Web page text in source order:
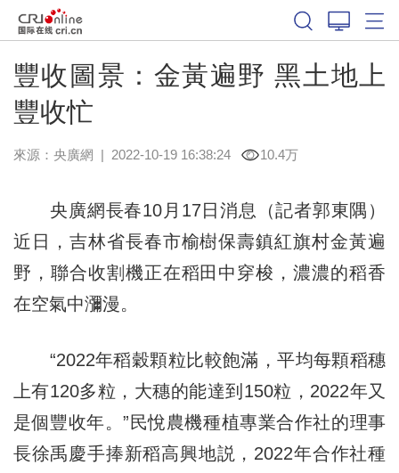
豐收圖景：金黃遍野 黑土地上
豐收忙
來源： 央廣網 | 2022-10-19 16:38:24 10.4万
央廣網長春10月17日消息（記者郭東隅）
近日，吉林省長春市榆樹保壽鎮紅旗村金黃遍
野，聯合收割機正在稻田中穿梭，濃濃的稻香
在空氣中瀰漫。
“2022年稻穀顆粒比較飽滿，平均每顆稻穗
上有120多粒，大穗的能達到150粒，2022年又
是個豐收年。”民悅農機種植專業合作社的理事
長徐禹慶手捧新稻高興地説，2022年合作社種